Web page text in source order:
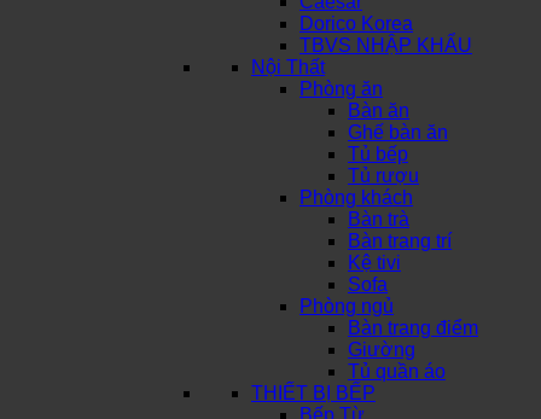
Dorico Korea
TBVS NHẬP KHẨU
Nội Thất
Phòng ăn
Bàn ăn
Ghế bàn ăn
Tủ bếp
Tủ rượu
Phòng khách
Bàn trà
Bàn trang trí
Kệ tivi
Sofa
Phòng ngủ
Bàn trang điểm
Giường
Tủ quần áo
THIẾT BỊ BẾP